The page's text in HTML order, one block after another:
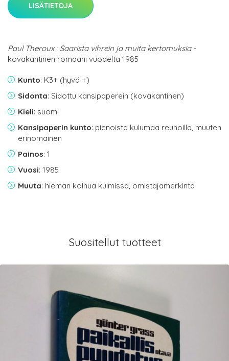
LISÄTIETOJA
Paul Theroux : Saarista vihrein ja muita kertomuksia-
kovakantinen romaani vuodelta 1985
Kunto: K3+ (hyvä +)
Sidonta: Sidottu kansipaperein (kovakantinen)
Kieli: suomi
Kansipaperin kunto: pienoista kulumaa reunoilla, muuten
erinomainen
Painos: 1
Vuosi: 1985
Muuta: hieman kolhua kulmissa, omistajamerkintä
Suositellut tuotteet